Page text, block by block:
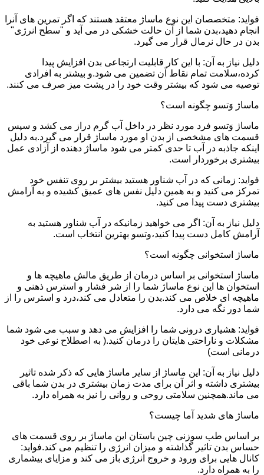
فواید: متخصصان این نوع ماساژ معتقد هستند که اگر تمرین های آنرا
انجام دهید،بدن شما از آن حالت خشکی در می آید و "سطح انرژی"
بدن در حال نرمال قرار می گیرد.
دلیل نیاز به آن: با این کار قابلیت ارتجاعی بدن افزایش پیدا
کرده،سلامت تمام نقاط آن تضمین می شود.و بیشتر به افرادی
توصیه می شود که بیشتر وقت خود را در پشت میز صرف می کنند.
ماساژ وَتسو چگونه است؟
ماساژ وَتسو فرد مورد نظر در داخل آب گرم دراز می کشد و سپس
قسمت های مشخصی از بدن او مورد ماساژ قرار می گیرد.به دلیل
اینکه جاذبه در آب تا حدی کمتر می شود ماساژ دهنده از آزادی عمل
بیشتری برخوردار است.
فواید: زمانی که در آب شناور هستید بیشتر بر روی تنفس خود
تمرکز می کنید و به همین دلیل نفس های عمیق کشیده و به آرامش
بیشتری دست پیدا می کنید.
دلیل نیاز به آن: اگر می خواهید زمانیکه در آب شناور هستید به
آرامش کامل دست پیدا کنید،وتسو بهترین انتخاب است.
ماساژ استخوانی چگونه است؟
ماساژ استخوانی بر اساس درمان از طریق مالش ماهیچه ها و
استخوان ها این نوع ماساژ شما را از شر فشار و استرس ذهنی و
ماهیچه ای خلاص می کند.بدن را متعادل می کند،درد و استرس را از
شما دور نگه می دارد.
فواید: هشیاری درونی شما را افزایش می دهد و سبب می شود شما
مشکلات و ناراحتی هایتان را درمان کنید.( به اصطلاح نوعی خود
درمانی است)
دلیل نیاز به آن: این ماساژ از سایر ماساژ هایی که ذکر شده تاثیر
بیشتری داشته و اثر آن برای مدت زمان بیشتری در بدن شما باقی
می ماند.همچنین سلامتی روحی و روانی را نیز به همراه دارد.
ماساژ های شدید آما چیست؟
بر اساس طب سوزنی چین باستان این ماساژ بر روی قسمت های
حساس بدن تاثیر گذاشته و میزان انرژی را تنظیم می کند.فواید:
کانال هایی برای ورود و خروج انرژی باز می کند و مزایای بیشماری
را به همراه دارد.